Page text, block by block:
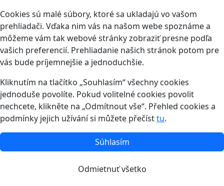
Cookies sú malé súbory, ktoré sa ukladajú vo vašom
prehliadači. Vďaka nim vás na našom webe spoznáme a
môžeme vám tak webové stránky zobraziť presne podľa
vašich preferencií. Prehliadanie našich stránok potom pre
vás bude príjemnejšie a jednoduchšie.
Kliknutím na tlačítko „Souhlasím“ všechny cookies
jednoduše povolíte. Pokud volitelné cookies povolit
nechcete, klikněte na „Odmítnout vše“. Přehled cookies a
podmínky jejich užívání si můžete přečísttu.
Súhlasím
Odmietnuť všetko